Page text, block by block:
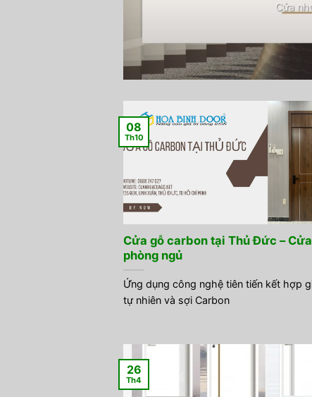
Cửa
Cửa gỗ carbon tại Thủ Đức –
phòng ngủ
Ứng dụng công nghệ tiên tiến kết hợp
tự nhiên và sợi Carbon
08
Th10
26
Th4